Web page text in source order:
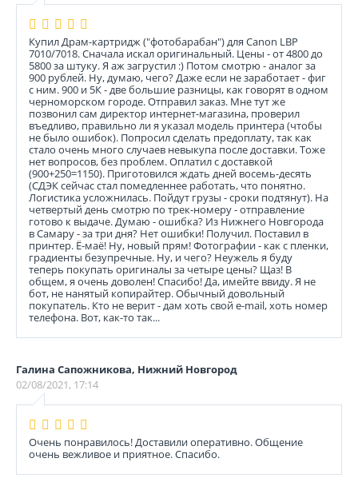
Купил Драм-картридж ("фотобарабан") для Canon LBP
7010/7018. Сначала искал оригинальный. Цены - от 4800 до
5800 за штуку. Я аж загрустил :) Потом смотрю - аналог за
900 рублей. Ну, думаю, чего? Даже если не заработает - фиг
с ним. 900 и 5К - две большие разницы, как говорят в одном
черноморском городе. Отправил заказ. Мне тут же
позвонил сам директор интернет-магазина, проверил
въедливо, правильно ли я указал модель принтера (чтобы
не было ошибок). Попросил сделать предоплату, так как
стало очень много случаев невыкупа после доставки. Тоже
нет вопросов, без проблем. Оплатил с доставкой
(900+250=1150). Приготовился ждать дней восемь-десять
(СДЭК сейчас стал помедленнее работать, что понятно.
Логистика усложнилась. Пойдут грузы - сроки подтянут). На
четвертый день смотрю по трек-номеру - отправление
готово к выдаче. Думаю - ошибка? Из Нижнего Новгорода
в Самару - за три дня? Нет ошибки! Получил. Поставил в
принтер. Ё-маё! Ну, новый прям! Фотографии - как с пленки,
градиенты безупречные. Ну, и чего? Неужель я буду
теперь покупать оригиналы за четыре цены? Щаз! В
общем, я очень доволен! Спасибо! Да, имейте ввиду. Я не
бот, не нанятый копирайтер. Обычный довольный
покупатель. Кто не верит - дам хоть свой e-mail, хоть номер
телефона. Вот, как-то так...
Галина Сапожникова, Нижний Новгород
02/08/2021, 17:14
Очень понравилось! Доставили оперативно. Общение
очень вежливое и приятное. Спасибо.